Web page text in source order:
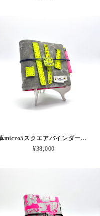
革micro5スクエアバインダー手帳 “ 蛍光つみきとサーカス” 本革
¥38,000